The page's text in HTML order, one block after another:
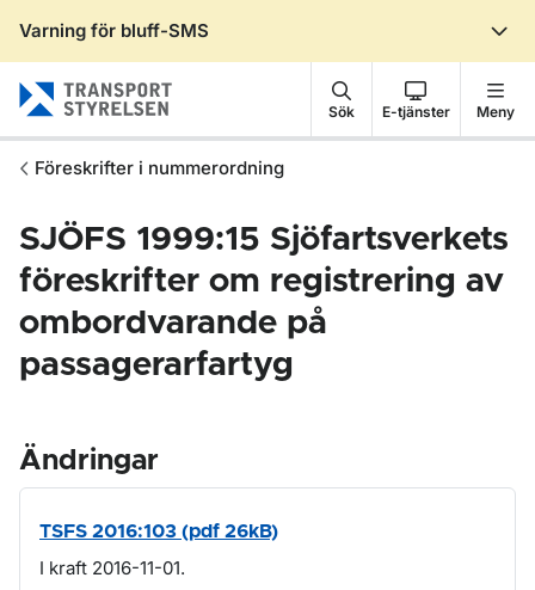
Varning för bluff-SMS
Sök E-tjänster Meny
Föreskrifter i nummerordning
SJÖFS 1999:15 Sjöfartsverkets
föreskrifter om registrering av
ombordvarande på
passagerarfartyg
Ändringar
TSFS 2016:103 (pdf 26kB)
I kraft 2016-11-01.